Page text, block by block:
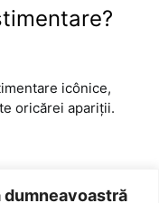
icônice,
oricărei apariții.